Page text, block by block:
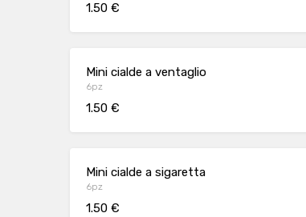
1.50 €
Mini cialde a ventaglio
6pz
1.50 €
Mini cialde a sigaretta
6pz
1.50 €